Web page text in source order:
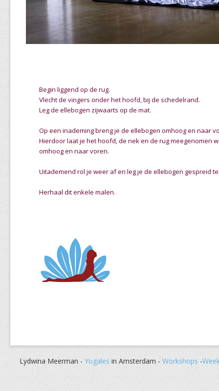
Begin liggend op de rug.
Vlecht de vingers onder het hoofd, bij de schedelrand.
Leg de ellebogen zijwaarts op de mat.
Op een inademing breng je de ellebogen omhoog en naar
Hierdoor laat je het hoofd, de nek en de rug meegenomen
omhoog en naar voren.
Uitademend rol je weer af en leg je de ellebogen gespreid
Herhaal dit enkele malen.
Lydwina Meerman - Yogales in Amsterdam - Workshops -